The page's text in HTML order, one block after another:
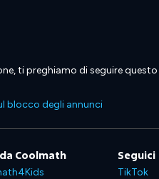
ti preghiamo di seguire questo
blocco degli annunci
Coolmath Seguici
TikTok